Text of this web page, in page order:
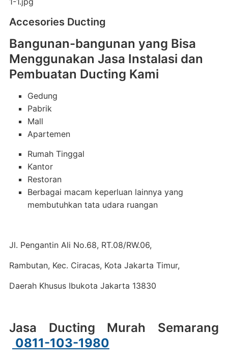
Accesories Ducting
Bangunan-bangunan yang Bisa
Menggunakan Jasa Instalasi dan
Pembuatan Ducting Kami
Gedung
Pabrik
Mall
Apartemen
Rumah Tinggal
Kantor
Restoran
Berbagai macam keperluan lainnya yang
membutuhkan tata udara ruangan
Jl. Pengantin Ali No.68, RT.08/RW.06,
Rambutan, Kec. Ciracas, Kota Jakarta Timur,
Daerah Khusus Ibukota Jakarta 13830
Jasa Ducting Murah Semarang
0811-103-1980